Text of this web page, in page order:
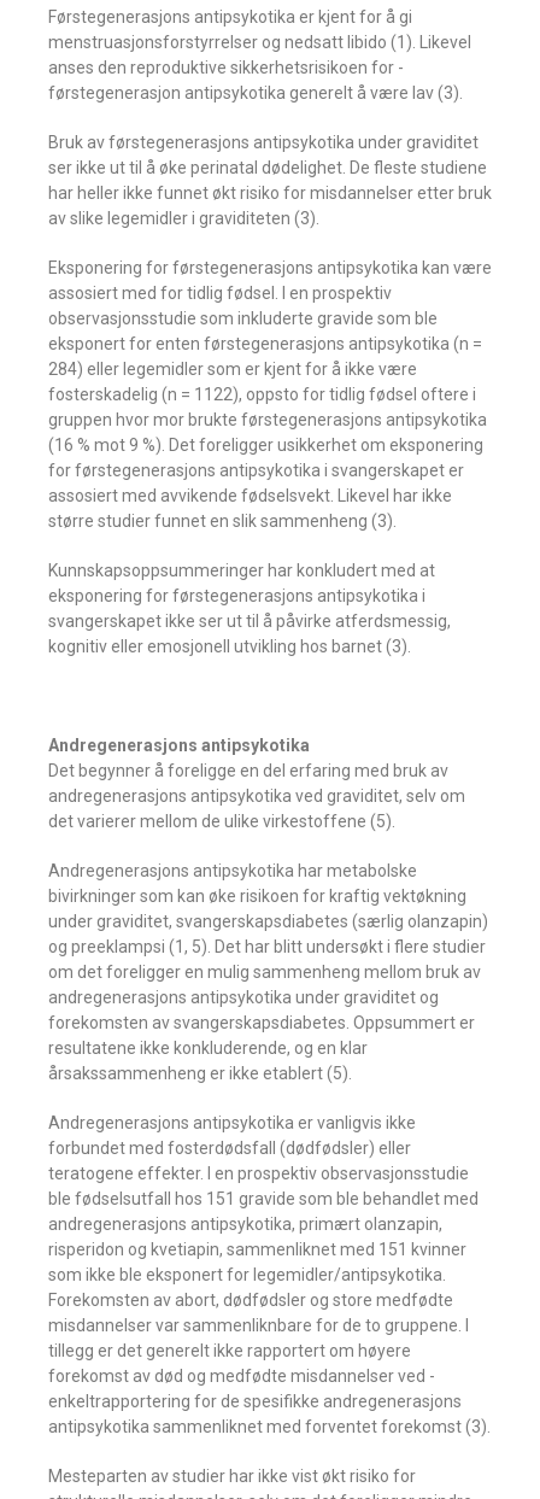
Førstegenerasjons antipsykotika er kjent for å gi
menstruasjonsforstyrrelser og ­nedsatt libido (1). Likevel
anses den ­reproduktive sikkerhetsrisikoen for ­
førstegenerasjon antipsykotika generelt å være lav (3).
Bruk av førstegenerasjons antipsykotika under graviditet
ser ikke ut til å øke ­perinatal dødelighet. De fleste studiene
har heller ikke funnet økt risiko for misdannelser etter bruk
av slike legemidler i graviditeten (3).
Eksponering for førstegenerasjons anti­psykotika kan være
assosiert med for tidlig fødsel. I en prospektiv
observasjons­studie som inkluderte gravide som ble
eksponert for enten førstegenerasjons antipsykotika ­(n =
284) eller legemidler som er kjent for å ikke være
fosterskadelig (n = 1122), oppsto for tidlig fødsel oftere i
gruppen hvor mor brukte førstegenerasjons antipsykotika
(16 % mot 9 %). Det foreligger usikkerhet om ­eksponering
for førstegenerasjons anti­psykotika i ­svangerskapet er
assosiert med avvikende fødselsvekt. Likevel har ikke
større studier funnet en slik sammenheng (3).
Kunnskapsoppsummeringer har konkludert med at
eksponering for første­generasjons antipsykotika i
svangerskapet ikke ser ut til å påvirke atferdsmessig,
kognitiv eller emosjonell utvikling hos barnet (3).
Andregenerasjons antipsykotika
Det begynner å foreligge en del erfaring med bruk av
andregenerasjons antipsykotika ved graviditet, selv om
det varierer mellom de ulike virkestoffene (5).
Andregenerasjons antipsykotika har metabolske
bivirkninger som kan øke ­risikoen for kraftig vektøkning
under ­graviditet, svangerskapsdiabetes (særlig olanzapin)
og preeklampsi (1, 5). Det har blitt undersøkt i flere studier
om det foreligger en mulig sammenheng mellom bruk av
andregenerasjons antipsykotika under graviditet og
forekomsten av svangerskapsdiabetes. Oppsummert er
resultatene ikke konkluderende, og en klar
årsakssammenheng er ikke etablert (5).
Andregenerasjons antipsykotika er ­vanligvis ikke
forbundet med fosterdødsfall (dødfødsler) eller
teratogene effekter. I en prospektiv observasjonsstudie
ble fødsels­utfall hos 151 gravide som ble behandlet med
andregenerasjons antipsykotika, ­primært olanzapin,
risperidon og kvetiapin, sammenliknet med 151 kvinner
som ikke ble eksponert for legemidler/antipsykotika.
Forekomsten av abort, dødfødsler og store medfødte
misdannelser var sammen­liknbare for de to gruppene. I
tillegg er det generelt ikke rapportert om høyere
forekomst av død og medfødte misdannelser ved ­
enkeltrapportering for de spesifikke ­andregenerasjons
antipsykotika sammenliknet med forventet forekomst (3).
Mesteparten av studier har ikke vist økt risiko for